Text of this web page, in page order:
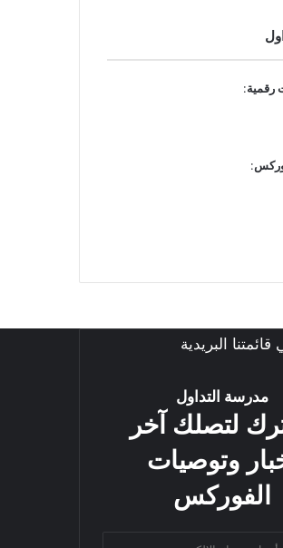
رقمية:
:
البريدية
مدرسة التداول
لتصلك آخر
وتوصيات
الفوركس